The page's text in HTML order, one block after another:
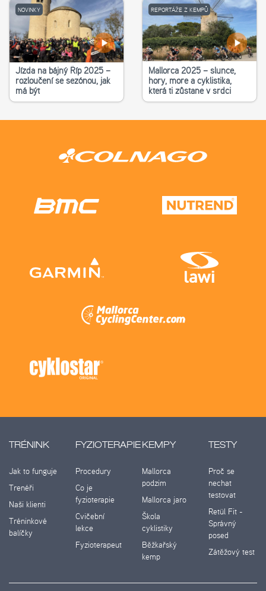
NOVINKY
Jízda na bájný Říp 2025 –
rozloučení se sezónou, jak
má být
REPORTÁŽE Z KEMPŮ
Mallorca 2025 – slunce,
hory, moře a cyklistika,
která ti zůstane v srdci
TRÉNINK
Jak to funguje
Trenéři
Naši klienti
Tréninkové
balíčky
FYZIOTERAPIE
Procedury
Co je
fyzioterapie
Cvičební
lekce
Fyzioterapeut
KEMPY
Mallorca
podzim
Mallorca jaro
Škola
cyklistiky
Běžkařský
kemp
TESTY
Proč se
nechat
testovat
Retül Fit -
Správný
posed
Zátěžový test